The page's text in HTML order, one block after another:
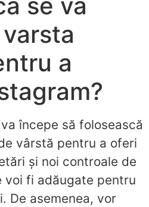
se va
a
începe să folosească
vârstă pentru a oferi
și noi controale de
fi adăugate pentru
De asemenea, vor